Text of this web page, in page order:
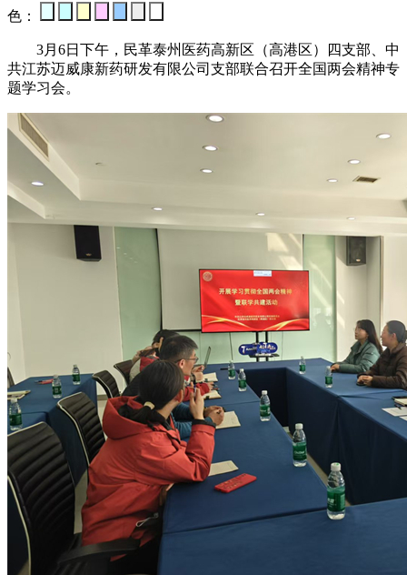
色：
3月6日下午，民革泰州医药高新区（高港区）四支部、中
共江苏迈威康新药研发有限公司支部联合召开全国两会精神专
题学习会。